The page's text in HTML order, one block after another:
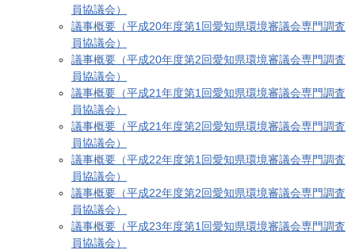
員協議会）
議事概要（平成20年度第1回愛知県環境審議会専門調査
員協議会）
議事概要（平成20年度第2回愛知県環境審議会専門調査
員協議会）
議事概要（平成21年度第1回愛知県環境審議会専門調査
員協議会）
議事概要（平成21年度第2回愛知県環境審議会専門調査
員協議会）
議事概要（平成22年度第1回愛知県環境審議会専門調査
員協議会）
議事概要（平成22年度第2回愛知県環境審議会専門調査
員協議会）
議事概要（平成23年度第1回愛知県環境審議会専門調査
員協議会）